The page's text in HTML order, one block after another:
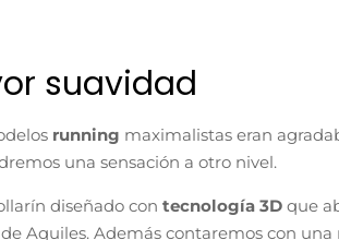
suavidad
running maximalistas eran
una sensación a otro nivel.
diseñado con tecnología 3D que
Aquiles. Además contaremos con una